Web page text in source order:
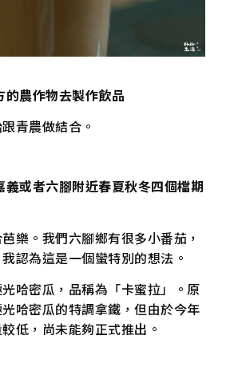
的農作物去製作飲品
青農做結合。
義或者六腳附近春夏秋冬四個檔期
樂。我們六腳鄉有很多小番茄，
認為這是一個蠻特別的想法。
哈密瓜，品稱為「卡蜜拉」。原
哈密瓜的特調拿鐵，但由於今年
低，尚未能夠正式推出。